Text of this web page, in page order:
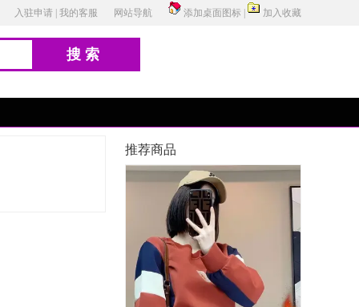
入驻申请 我的客服 网站导航 添加桌面图标 加入收藏
搜索
推荐商品